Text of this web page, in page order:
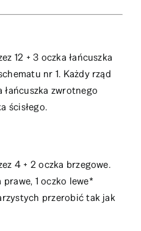
12 + 3 oczka łańcuszka
nr 1. Każdy rząd
łańcuszka zwrotnego
ścisłego.
4 + 2 oczka brzegowe.
1 oczko lewe*
przerobić tak jak